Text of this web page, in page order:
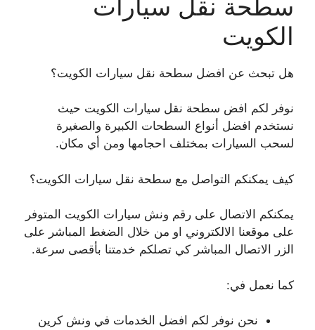
سطحة نقل سيارات
الكويت
هل تبحث عن افضل سطحة نقل سيارات الكويت؟
نوفر لكم افض سطحة نقل سيارات الكويت حيث
نستخدم افضل أنواع السطحات الكبيرة والصغيرة
لسحب السيارات بمختلف احجامها ومن أي مكان.
كيف يمكنكم التواصل مع سطحة نقل سيارات الكويت؟
يمكنكم الاتصال على رقم ونش سيارات الكويت المتوفر
على موقعنا الالكتروني او من خلال الضغط المباشر على
الزر الاتصال المباشر كي تصلكم خدمتنا بأقصى سرعة.
كما نعمل في:
نحن نوفر لكم افضل الخدمات في ونش كرين